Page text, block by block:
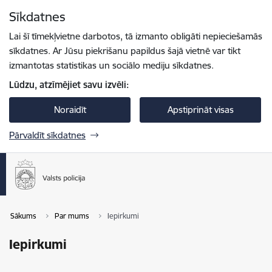
Sīkdatnes
Lai šī tīmekļvietne darbotos, tā izmanto obligāti nepieciešamās
sīkdatnes. Ar Jūsu piekrišanu papildus šajā vietnē var tikt
izmantotas statistikas un sociālo mediju sīkdatnes.
Lūdzu, atzīmējiet savu izvēli:
Noraidīt Apstiprināt visas
Pārvaldīt sīkdatnes
Sākums Par mums Iepirkumi
Iepirkumi